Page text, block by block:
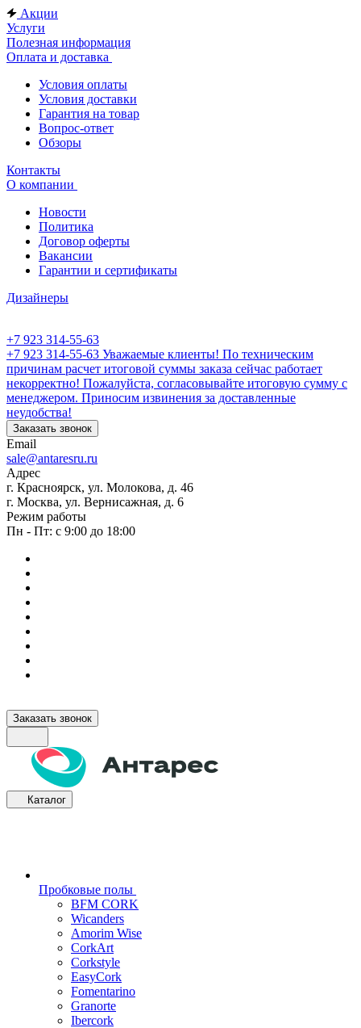
Акции
Услуги
Полезная информация
Оплата и доставка
Условия оплаты
Условия доставки
Гарантия на товар
Вопрос-ответ
Обзоры
Контакты
О компании
Новости
Политика
Договор оферты
Вакансии
Гарантии и сертификаты
Дизайнеры
+7 923 314-55-63
+7 923 314-55-63 Уважаемые клиенты! По техническим
причинам расчет итоговой суммы заказа сейчас работает
некорректно! Пожалуйста, согласовывайте итоговую сумму с
менеджером. Приносим извинения за доставленные
неудобства!
Заказать звонок
Email
sale@antaresru.ru
Адрес
г. Красноярск, ул. Молокова, д. 46
г. Москва, ул. Вернисажная, д. 6
Режим работы
Пн - Пт: с 9:00 до 18:00
Заказать звонок
Каталог
Пробковые полы
BFM CORK
Wicanders
Amorim Wise
CorkArt
Corkstyle
EasyCork
Fomentarino
Granorte
Ibercork